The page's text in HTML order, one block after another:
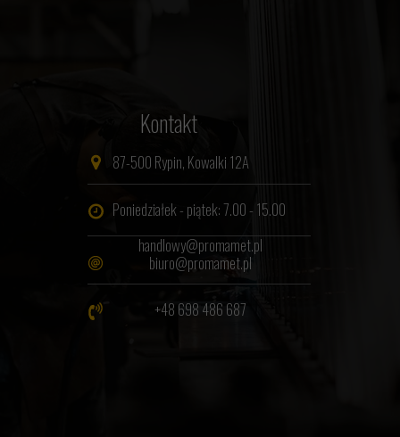
Kontakt
Poniedziałek - piątek: 7.00 - 15.00
87-500 Rypin, Kowalki 12A
+48 698 486 687
handlowy@promamet.pl
biuro@promamet.pl